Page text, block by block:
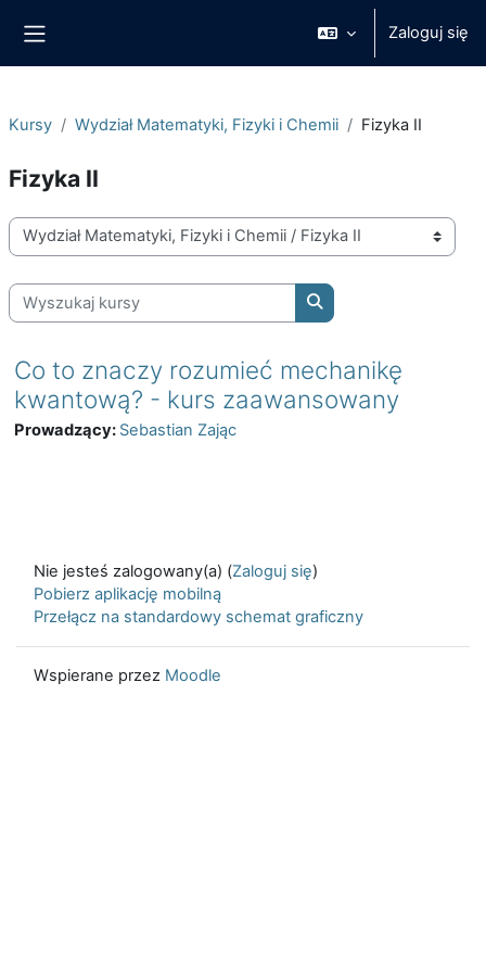
Zaloguj się
Kursy Wydział Matematyki, Fizyki i Chemii Fizyka II
Fizyka II
Kategorie kursów
Wyszukaj kursy
Wyszukaj kursy
Co to znaczy rozumieć mechanikę
kwantową? - kurs zaawansowany
Prowadzący: Sebastian Zając
Nie jesteś zalogowany(a) (Zaloguj się)
Pobierz aplikację mobilną
Przełącz na standardowy schemat graficzny
Wspierane przez Moodle